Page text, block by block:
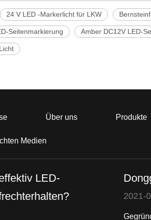
24 V LED -Markerlicht für LKW
Seitenmarkierung Amber DC12V LED-
Über uns Produkte
Medien
LED-
2021-